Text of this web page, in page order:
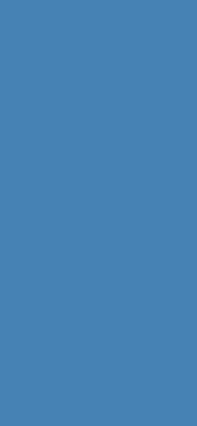
a
jó
A
kihívása és
törekvések
oktatás, a
alapvető
A fenti
és
követik
és